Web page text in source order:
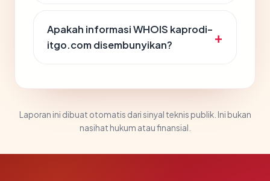
Apakah informasi WHOIS kaprodi-
itgo.com disembunyikan?
Laporan ini dibuat otomatis dari sinyal teknis publik. Ini bukan
nasihat hukum atau finansial.